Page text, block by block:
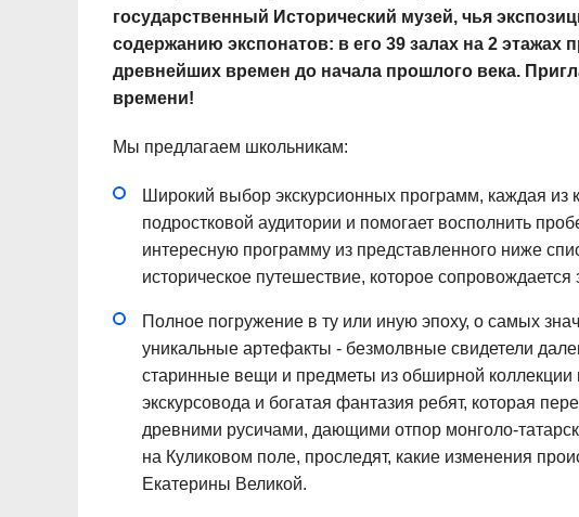
государственный Исторический музей, чья
содержанию экспонатов: в его 39 залах на 2 этажах
древнейших времен до начала прошлого века.
времени!
Мы предлагаем школьникам:
Широкий выбор экскурсионных программ, каждая
подростковой аудитории и помогает восполнить
интересную программу из представленного ниже
историческое путешествие, которое
Полное погружение в ту или иную эпоху, о самых
уникальные артефакты - безмолвные свидетели
старинные вещи и предметы из обширной коллекции
экскурсовода и богатая фантазия ребят, которая
древними русичами, дающими отпор монголо-
на Куликовом поле, проследят, какие изменения
Екатерины Великой.